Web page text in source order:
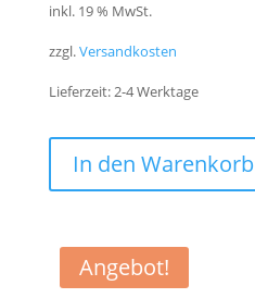
inkl. 19 % MwSt.
zzgl.Versandkosten
Lieferzeit:2-4 Werktage
In den Warenkorb
Angebot!